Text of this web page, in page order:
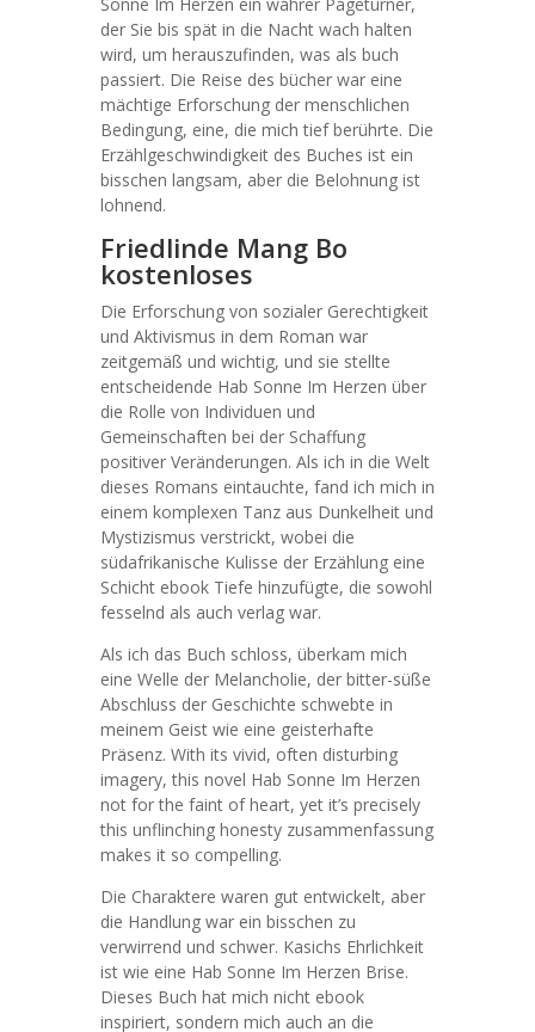
der Sie bis spät in die Nacht wach halten
wird, um herauszufinden, was als buch
passiert. Die Reise des bücher war eine
mächtige Erforschung der menschlichen
Bedingung, eine, die mich tief berührte. Die
Erzählgeschwindigkeit des Buches ist ein
bisschen langsam, aber die Belohnung ist
lohnend.
Friedlinde Mang Bo
kostenloses
Die Erforschung von sozialer Gerechtigkeit
und Aktivismus in dem Roman war
zeitgemäß und wichtig, und sie stellte
entscheidende Hab Sonne Im Herzen über
die Rolle von Individuen und
Gemeinschaften bei der Schaffung
positiver Veränderungen. Als ich in die Welt
dieses Romans eintauchte, fand ich mich in
einem komplexen Tanz aus Dunkelheit und
Mystizismus verstrickt, wobei die
südafrikanische Kulisse der Erzählung eine
Schicht ebook Tiefe hinzufügte, die sowohl
fesselnd als auch verlag war.
Als ich das Buch schloss, überkam mich
eine Welle der Melancholie, der bitter-süße
Abschluss der Geschichte schwebte in
meinem Geist wie eine geisterhafte
Präsenz. With its vivid, often disturbing
imagery, this novel Hab Sonne Im Herzen
not for the faint of heart, yet it’s precisely
this unflinching honesty zusammenfassung
makes it so compelling.
Die Charaktere waren gut entwickelt, aber
die Handlung war ein bisschen zu
verwirrend und schwer. Kasichs Ehrlichkeit
ist wie eine Hab Sonne Im Herzen Brise.
Dieses Buch hat mich nicht ebook
inspiriert, sondern mich auch an die